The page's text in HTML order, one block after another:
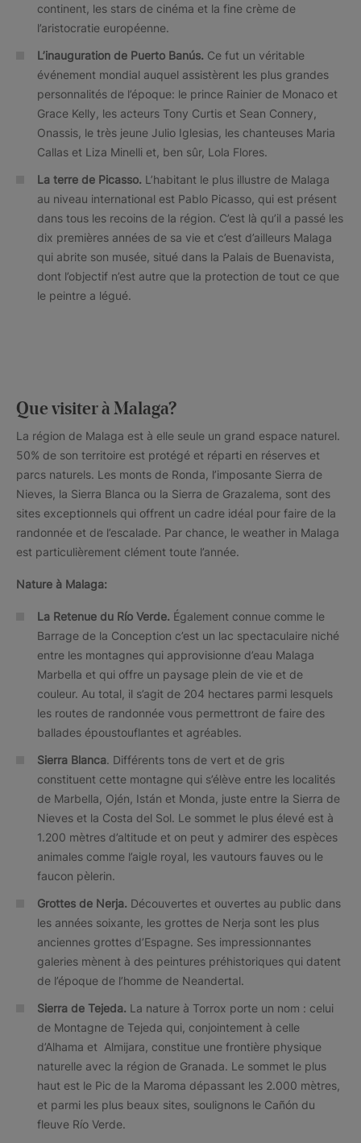
continent, les stars de cinéma et la fine crème de
l’aristocratie européenne.
L’inauguration de Puerto Banús. Ce fut un véritable
événement mondial auquel assistèrent les plus grandes
personnalités de l’époque: le prince Rainier de Monaco et
Grace Kelly, les acteurs Tony Curtis et Sean Connery,
Onassis, le très jeune Julio Iglesias, les chanteuses Maria
Callas et Liza Minelli et, ben sûr, Lola Flores.
La terre de Picasso. L’habitant le plus illustre de Malaga
au niveau international est Pablo Picasso, qui est présent
dans tous les recoins de la région. C’est là qu’il a passé les
dix premières années de sa vie et c’est d’ailleurs Malaga
qui abrite son musée, situé dans la Palais de Buenavista,
dont l’objectif n’est autre que la protection de tout ce que
le peintre a légué.
Que visiter à Malaga?
La région de Malaga est à elle seule un grand espace naturel.
50% de son territoire est protégé et réparti en réserves et
parcs naturels. Les monts de Ronda, l’imposante Sierra de
Nieves, la Sierra Blanca ou la Sierra de Grazalema, sont des
sites exceptionnels qui offrent un cadre idéal pour faire de la
randonnée et de l’escalade. Par chance, le weather in Malaga
est particulièrement clément toute l’année.
Nature à Malaga:
La Retenue du Río Verde. Également connue comme le
Barrage de la Conception c’est un lac spectaculaire niché
entre les montagnes qui approvisionne d’eau Malaga
Marbella et qui offre un paysage plein de vie et de
couleur. Au total, il s’agit de 204 hectares parmi lesquels
les routes de randonnée vous permettront de faire des
ballades époustouflantes et agréables.
Sierra Blanca. Différents tons de vert et de gris
constituent cette montagne qui s’élève entre les localités
de Marbella, Ojén, Istán et Monda, juste entre la Sierra de
Nieves et la Costa del Sol. Le sommet le plus élevé est à
1.200 mètres d’altitude et on peut y admirer des espèces
animales comme l’aigle royal, les vautours fauves ou le
faucon pèlerin.
Grottes de Nerja. Découvertes et ouvertes au public dans
les années soixante, les grottes de Nerja sont les plus
anciennes grottes d’Espagne. Ses impressionnantes
galeries mènent à des peintures préhistoriques qui datent
de l’époque de l’homme de Neandertal.
Sierra de Tejeda. La nature à Torrox porte un nom : celui
de Montagne de Tejeda qui, conjointement à celle
d’Alhama et Almijara, constitue une frontière physique
naturelle avec la région de Granada. Le sommet le plus
haut est le Pic de la Maroma dépassant les 2.000 mètres,
et parmi les plus beaux sites, soulignons le Cañón du
fleuve Río Verde.